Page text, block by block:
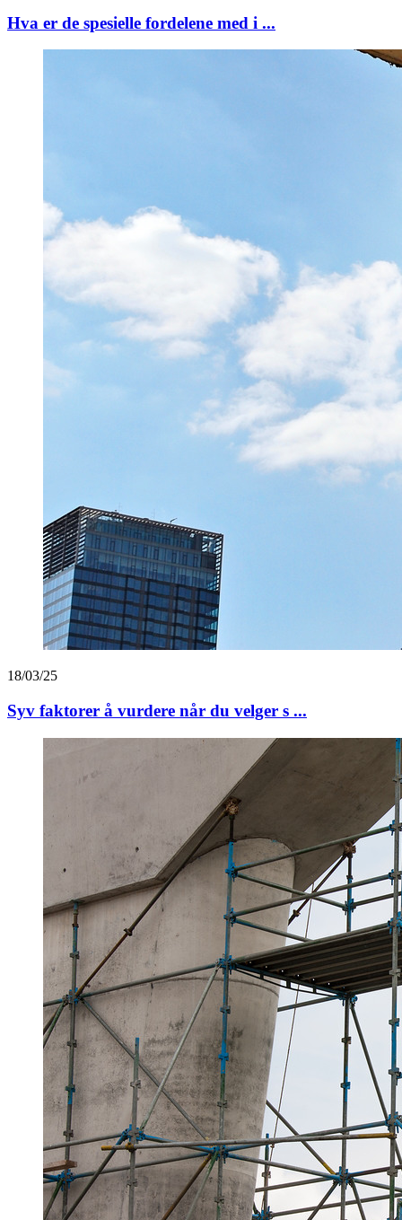
Hva er de spesielle fordelene med i ...
18/03/25
Syv faktorer å vurdere når du velger s ...